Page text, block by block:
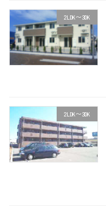
2LDK～3DK
2LDK～3DK